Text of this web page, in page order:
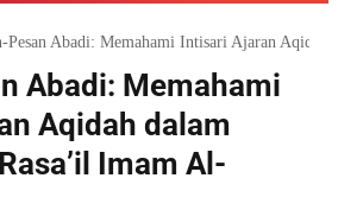
Pesan Abadi: Memahami Intisari Ajaran
Abadi: Memahami
Aqidah dalam
Imam Al-